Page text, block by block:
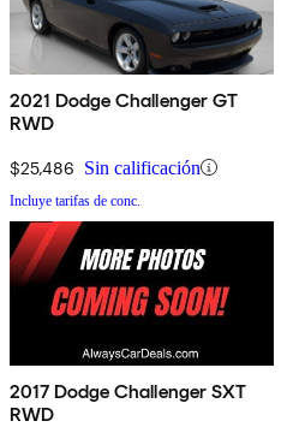
2021 Dodge Challenger GT
RWD
$25,486 Sin calificación
Incluye tarifas de conc.
2017 Dodge Challenger SXT
RWD